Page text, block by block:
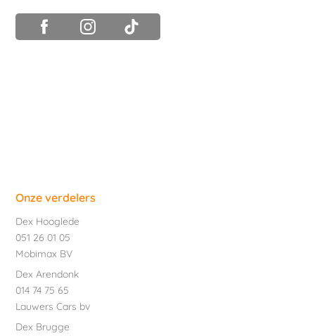
Onze verdelers
Dex Hooglede
051 26 01 05
Mobimax BV
Dex Arendonk
014 74 75 65
Lauwers Cars bv
Dex Brugge